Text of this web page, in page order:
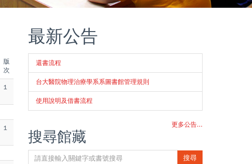
版
次
1
1
最新公告
還書流程
台大醫院物理治療學系系圖書館管理規則
使用說明及借書流程
更多公告...
搜尋館藏
搜尋